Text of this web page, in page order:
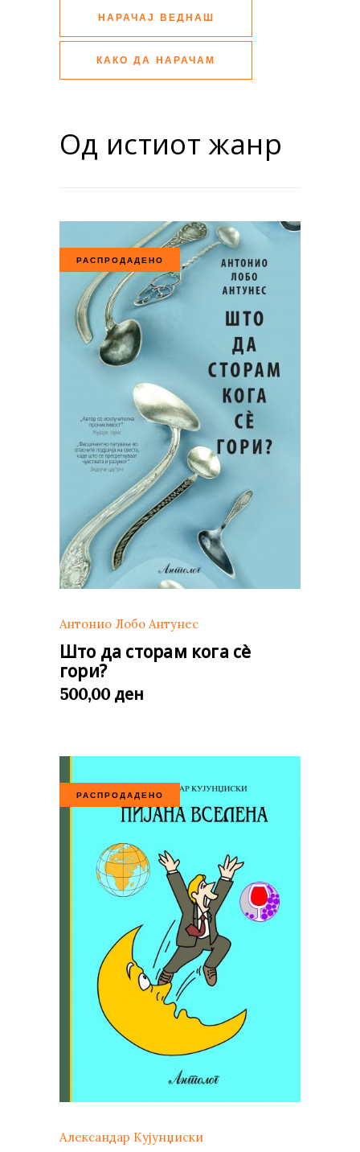
НАРАЧАЈ ВЕДНАШ
КАКО ДА НАРАЧАМ
Од истиот жанр
РАСПРОДАДЕНО
Антонио Лобо Антунес
Што да сторам кога сè
гори?
500,00 ден
РАСПРОДАДЕНО
Александар Кујунџиски